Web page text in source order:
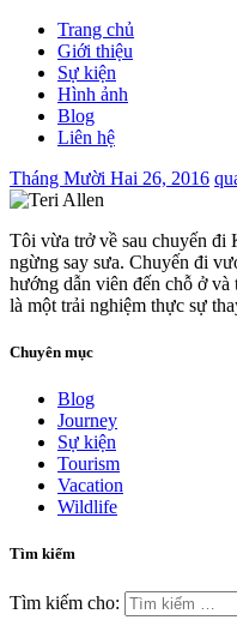
Trang chủ
Giới thiệu
Sự kiện
Hình ảnh
Blog
Liên hệ
Tháng Mười Hai 26, 2016
Tôi vừa trở về sau chuyến đi
ngừng say sưa. Chuyến đi
hướng dẫn viên đến chỗ ở
là một trải nghiệm thực sự
Chuyên mục
Blog
Journey
Sự kiện
Tourism
Vacation
Wildlife
Tìm kiếm
Tìm kiếm cho: